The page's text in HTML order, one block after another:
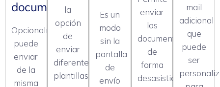
documentos
Opcionalmente,
puede
enviar
de la
misma
la
opción
de
enviar
diferentes
plantillas
Es un
modo
sin la
pantalla
de
envío
enviar
los
documentos
de
forma
desasistida
mail
adicional
que
puede
ser